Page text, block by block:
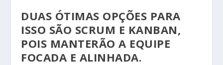
DUAS ÓTIMAS OPÇÕES PARA
ISSO SÃO SCRUM E KANBAN,
POIS MANTERÃO A EQUIPE
FOCADA E ALINHADA.